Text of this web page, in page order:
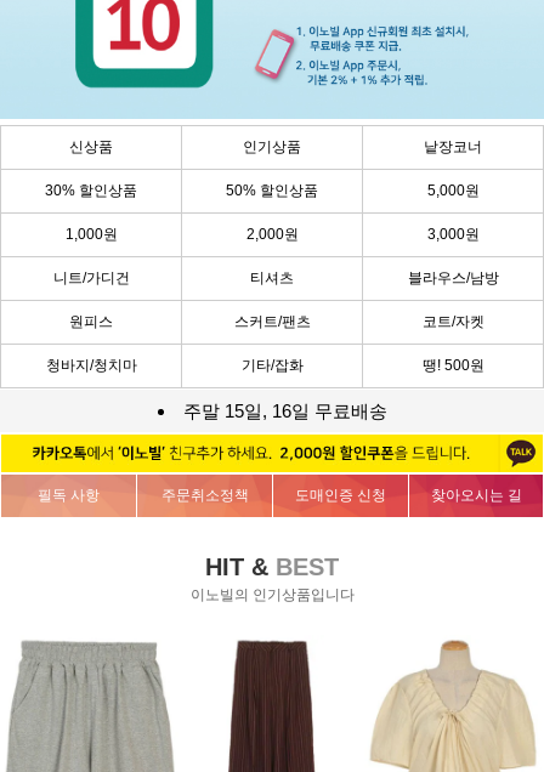
신상품 인기상품 낱장코너
30% 할인상품 50% 할인상품 5,000원
1,000원 2,000원 3,000원
니트/가디건 티셔츠 블라우스/남방
원피스 스커트/팬츠 코트/자켓
청바지/청치마 기타/잡화 땡! 500원
주말 15일, 16일 무료배송
필독 사항 주문취소정책 도매인증 신청 찾아오시는 길
HIT & BEST
이노빌의 인기상품입니다